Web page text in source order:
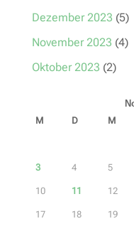
Dezember 2023 (5)
November 2023 (4)
Oktober 2023 (2)
M
D M
3 4 5
10 11 12
17 18 19